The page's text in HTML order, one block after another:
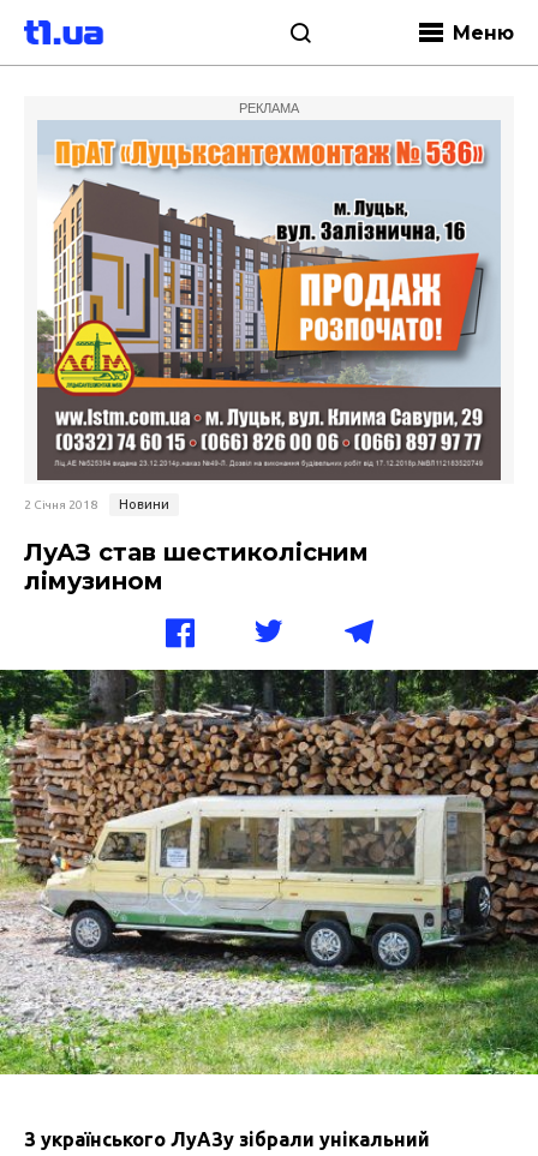
Меню
РЕКЛАМА
2 Січня 2018 Новини
ЛуАЗ став шестиколісним
лімузином
З українського ЛуАЗу зібрали унікальний